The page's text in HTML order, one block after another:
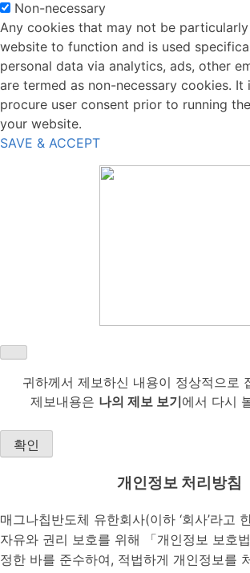
Non-necessary
Any cookies that may not be
website to function and is used
personal data via analytics, ads, other
are termed as non-necessary cookies. It
procure user consent prior to running
your website.
SAVE & ACCEPT
귀하께서 제보하신 내용이 정상적으로
제보내용은 나의 제보 보기에서 다시
확인
개인정보 처리방침
매그나칩반도체 유한회사(이하 ‘회사’라고
자유와 권리 보호를 위해 「개인정보 보호
정한 바를 준수하여, 적법하게 개인정보를